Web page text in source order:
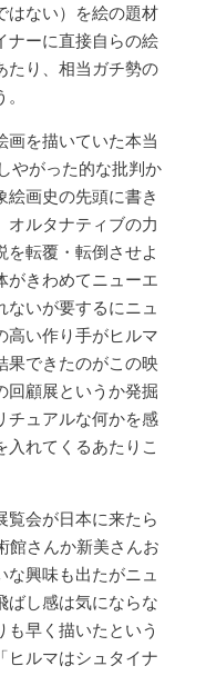
はない）を絵の題材
ナーに直接自らの絵
たり、相当ガチ勢の
画を描いていた本当
やがった的な批判か
絵画史の先頭に書き
オルタナティブの力
を転覆・転倒させよ
がきわめてニューエ
ないが要するにニュ
高い作り手がヒルマ
果できたのがこの映
回顧展というか発掘
チュアルな何かを感
入れてくるあたりこ
覧会が日本に来たら
館さんか新美さんお
な興味も出たがニュ
ばし感は気にならな
早く描いたという
ヒルマはシュタイナ